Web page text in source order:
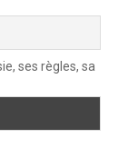
ses règles, sa